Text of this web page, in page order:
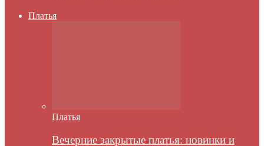
Платья
Платья
Вечерние закрытые платья: новинки и